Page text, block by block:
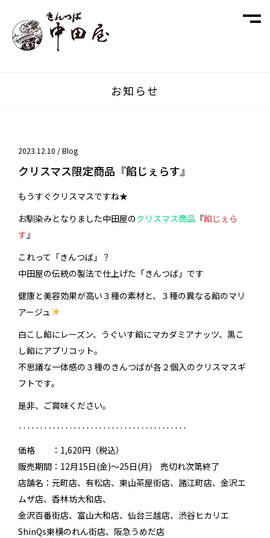
お知らせ
2023.12.10 /Blog
クリスマス限定商品『餡じぇらす』
もうすぐクリスマスですね★
お馴染みとなりました中田屋のクリスマス商品 『餡じぇら
す』
これって「きんつば」？
中田屋の伝統の製法で仕上げた「きんつば」です
健康と美容効果が高い ３種の素材と、 ３種の異なる餡のマリ
アージュ
白こし餡にレーズン、うぐいす餡にマカダミアナッツ、黒こ
し餡にアプリコット。
不思議な一体感の３種のきんつばが各２個入のクリスマスギ
フトです。
是非、ご賞味ください。
‥‥‥‥‥‥‥‥‥‥‥‥‥‥‥‥‥‥‥‥
価格 ：1,620円（税込）
販売期間：12月15日(金)～25日(月) 売切れ次第終了
店舗名：元町店、有松店、東山茶屋街店、諸江町店、金沢エ
ムザ店、香林坊大和店、
金沢百番街店、富山大和店、仙台三越店、渋谷ヒカリエ
ShinQs東横のれん街店、阪急うめだ店